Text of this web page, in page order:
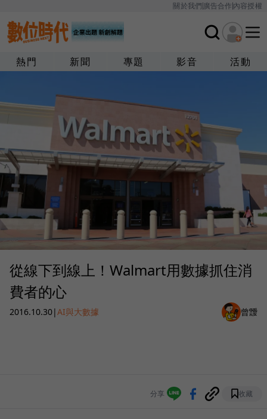
關於我們廣告合作內容授權
熱門 新聞 專題 影音 活動
從線下到線上！Walmart用數據抓住消
費者的心
2016.10.30|AI與大數據 曾靉
分享 收藏